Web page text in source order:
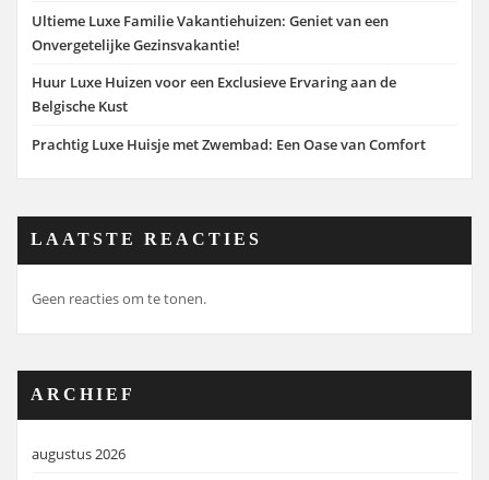
Ultieme Luxe Familie Vakantiehuizen: Geniet van een
Onvergetelijke Gezinsvakantie!
Huur Luxe Huizen voor een Exclusieve Ervaring aan de
Belgische Kust
Prachtig Luxe Huisje met Zwembad: Een Oase van Comfort
LAATSTE REACTIES
Geen reacties om te tonen.
ARCHIEF
augustus 2026